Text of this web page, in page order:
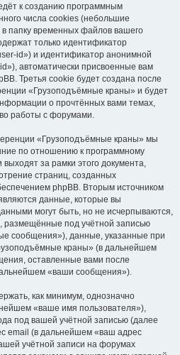
к созданию программным
числа cookies (небольшие
папку временных файлов вашего
только идентификатор
id») и идентификатор анонимной
автоматически присвоенные вам
Третья cookie будет создана после
«Грузоподъёмные краны» и будет
о прочтённых вами темах,
работы с форумами.
«Грузоподъёмные краны» мы
по отношению к программному
за рамки этого документа,
страниц, созданных
phpBB. Вторым источником
данные, которые вы
могут быть, но не исчерпываются,
под учётной записью
сообщения»), данные, указанные при
краны» (в дальнейшем
оставленные вами после
«ваши сообщения»).
как минимум, однозначно
«ваше имя пользователя»),
под вашей учётной записью (далее
email (в дальнейшем «ваш адрес
учётной записи на форумах